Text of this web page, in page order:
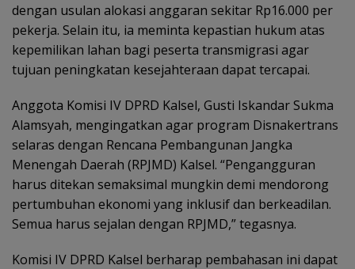
dengan usulan alokasi anggaran sekitar Rp16.000 per
pekerja. Selain itu, ia meminta kepastian hukum atas
kepemilikan lahan bagi peserta transmigrasi agar
tujuan peningkatan kesejahteraan dapat tercapai.
Anggota Komisi IV DPRD Kalsel, Gusti Iskandar Sukma
Alamsyah, mengingatkan agar program Disnakertrans
selaras dengan Rencana Pembangunan Jangka
Menengah Daerah (RPJMD) Kalsel. “Pengangguran
harus ditekan semaksimal mungkin demi mendorong
pertumbuhan ekonomi yang inklusif dan berkeadilan.
Semua harus sejalan dengan RPJMD,” tegasnya.
Komisi IV DPRD Kalsel berharap pembahasan ini dapat